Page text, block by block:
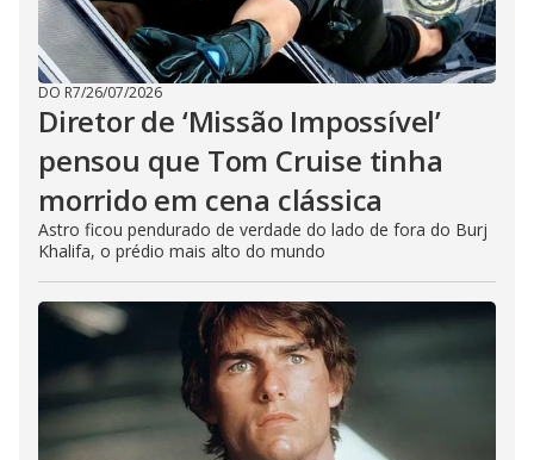
DO R7/26/07/2026
Diretor de ‘Missão Impossível’
pensou que Tom Cruise tinha
morrido em cena clássica
Astro ficou pendurado de verdade do lado de fora do Burj
Khalifa, o prédio mais alto do mundo